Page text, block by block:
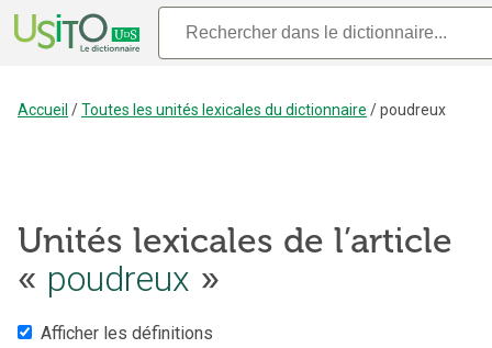
Accueil /Toutes les unités lexicales du dictionnaire /poudreux
Unités lexicales de l’article
« poudreux »
Afficher les définitions